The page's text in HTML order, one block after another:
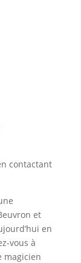
contactant
et
en
vous à
magicien